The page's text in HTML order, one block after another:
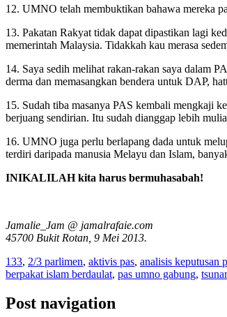
12. UMNO telah membuktikan bahawa mereka
13. Pakatan Rakyat tidak dapat dipastikan lagi
memerintah Malaysia. Tidakkah kau merasa
14. Saya sedih melihat rakan-rakan saya dalam
derma dan memasangkan bendera untuk DAP,
15. Sudah tiba masanya PAS kembali mengkaji
berjuang sendirian. Itu sudah dianggap lebih
16. UMNO juga perlu berlapang dada untuk
terdiri daripada manusia Melayu dan Islam,
INIKALILAH kita harus bermuhasabah!
Jamalie_Jam @ jamalrafaie.com
45700 Bukit Rotan, 9 Mei 2013.
133, 2/3 parlimen, aktivis pas, analisis keputusan
berpakat islam berdaulat, pas umno gabung,
Post navigation